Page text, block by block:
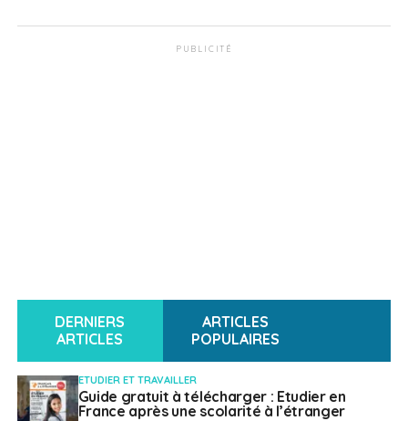
PUBLICITÉ
DERNIERS
ARTICLES
ARTICLES
POPULAIRES
ETUDIER ET TRAVAILLER
Guide gratuit à télécharger : Etudier en
France après une scolarité à l’étranger